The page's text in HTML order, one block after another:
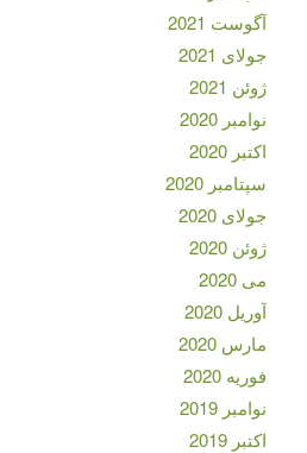
آگوست 2021
جولای 2021
ژوئن 2021
نوامبر 2020
اکتبر 2020
سپتامبر 2020
جولای 2020
ژوئن 2020
می 2020
آوریل 2020
مارس 2020
فوریه 2020
نوامبر 2019
اکتبر 2019